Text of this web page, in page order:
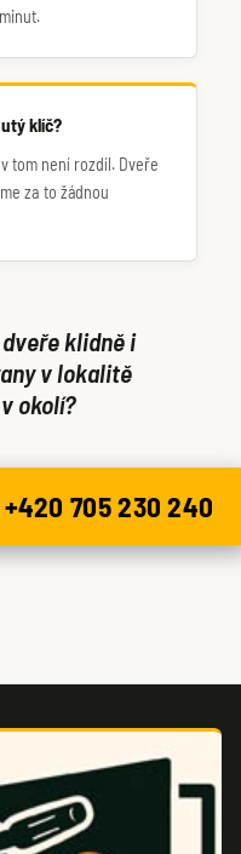
klíč?
tom není rozdíl. Dveře
za to žádnou
klidně i
v lokalitě
okolí?
+420 705 230 240